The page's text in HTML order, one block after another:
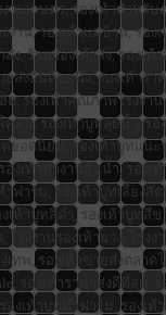
นเกษตร, รองเท้าสำห
งาน, รองเท้าแม่บ้าน, ร
, ร้านรองเท้าส่ง, รองเ
อันดับหนึ่ง, รองเท้าร
, รองเท้าคุณภาพโรง
ลน, รองเท้าบูทลุยน้ำ,
อดนิยม, รองเท้าบูทแ
เท้าทำงานกันน้ำ, รอ
าร์ม, รองเท้าบูทเลี้ยง
าบูทสีดำ, รองเท้าบูท
งงานรองเท้ายาง, โร
ทพ, รองเท้าขายส่งตล
รองเท้าราคาส่งดีที่
งเท้าบูททำฟาร์ม, รอง